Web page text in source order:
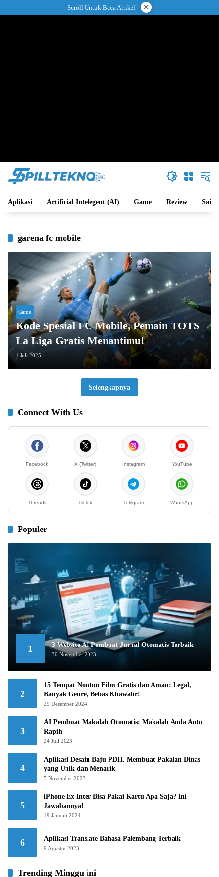
ke
Scroll Untuk Baca Artikel ×
Aplikasi Artificial Intelegent (AI) Game Review Sains
garena fc mobile
Game
Kode Spesial FC Mobile, Pemain TOTS
La Liga Gratis Menantimu!
1 Juli 2025
Selengkapnya
Connect With Us
Facebook X (Twitter) Instagram YouTube
Threads TikTok Telegram WhatsApp
Populer
1 3 Website AI Pembuat Jurnal Otomatis Terbaik
30 November 2023
2
15 Tempat Nonton Film Gratis dan Aman: Legal,
Banyak Genre, Bebas Khawatir!
29 Desember 2024
3
AI Pembuat Makalah Otomatis: Makalah Anda Auto
Rapih
24 Juli 2023
4
Aplikasi Desain Baju PDH, Membuat Pakaian Dinas
yang Unik dan Menarik
5 November 2023
5
iPhone Ex Inter Bisa Pakai Kartu Apa Saja? Ini
Jawabannya!
19 Januari 2024
6 Aplikasi Translate Bahasa Palembang Terbaik
9 Agustus 2023
Trending Minggu ini